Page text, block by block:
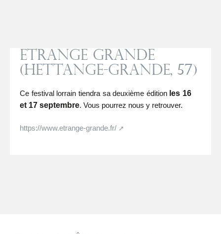
Etrange Grande
(Hettange-Grande, 57)
Ce festival lorrain tiendra sa deuxième édition les 16
et 17 septembre. Vous pourrez nous y retrouver.
https://www.etrange-grande.fr/